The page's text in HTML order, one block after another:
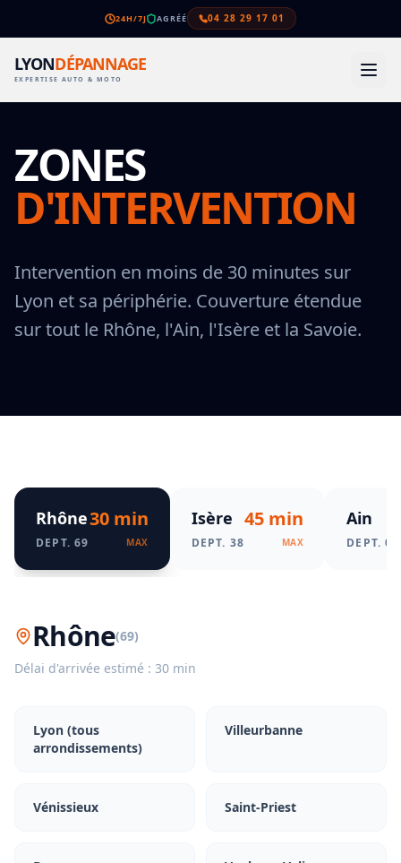
24H/7J AGRÉÉ 04 28 29 17 01
LYONDÉPANNAGE
EXPERTISE AUTO & MOTO
ZONES
D'INTERVENTION
Intervention en moins de 30 minutes sur
Lyon et sa périphérie. Couverture étendue
sur tout le Rhône, l'Ain, l'Isère et la Savoie.
Rhône
DEPT.69
30 min
MAX
Isère
DEPT. 38
45 min
MAX
Ain
DEPT.01
Rhône(69)
Délai d'arrivée estimé : 30 min
Lyon (tous
arrondissements)
Villeurbanne
Vénissieux Saint-Priest